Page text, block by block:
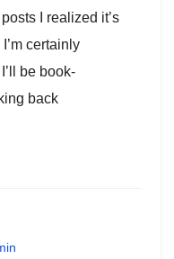
I realized it’s
certainly
be book-
back